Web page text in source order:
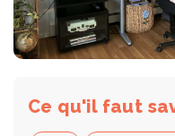
Ce qu'il faut